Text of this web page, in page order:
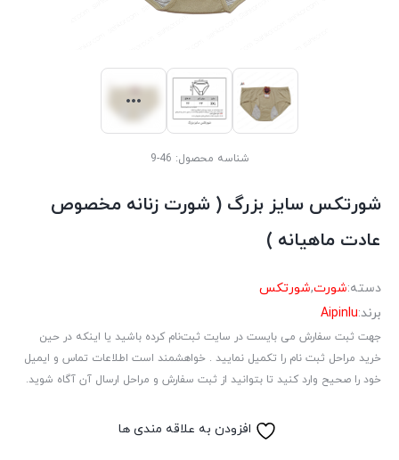
شناسه محصول: 46-9
شورتکس سایز بزرگ ( شورت زنانه مخصوص
عادت ماهیانه )
دسته:شورت,شورتکس
برند:Aipinlu
جهت ثبت سفارش می بایست در سایت ثبت‌نام کرده باشید یا اینکه در حین
خرید مراحل ثبت نام را تکمیل نمایید . خواهشمند است اطلاعات تماس و ایمیل
خود را صحیح وارد کنید تا بتوانید از ثبت سفارش و مراحل ارسال آن آگاه شوید.
افزودن به علاقه مندی ها